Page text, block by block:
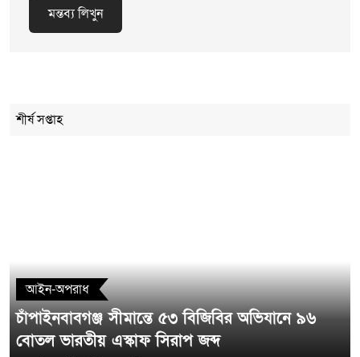
মন্তব্য লিখুন
শীর্ষ সপ্তাহ
আইন-অপরাধ
চাঁপাইনবাবগঞ্জ সীমান্তে ৫৩ বিজিবির অভিযানে ৯৬
বোতল ভারতীয় এস্কাফ সিরাপ জব্দ